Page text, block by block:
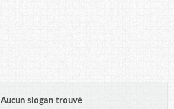
Aucun slogan trouvé